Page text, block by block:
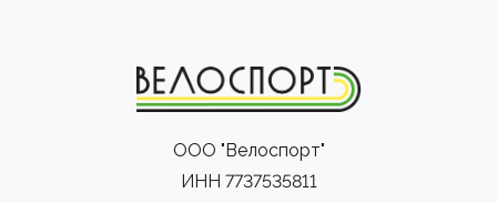
ООО "Велоспорт"
ИНН 7737535811